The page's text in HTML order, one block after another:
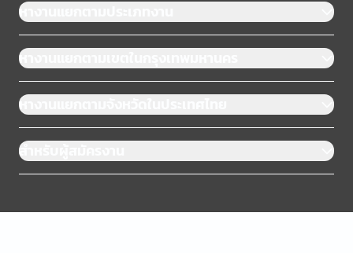
หางานแยกตามประเภทงาน
หางานแยกตามเขตในกรุงเทพมหานคร
หางานแยกตามจังหวัดในประเทศไทย
สำหรับผู้สมัครงาน